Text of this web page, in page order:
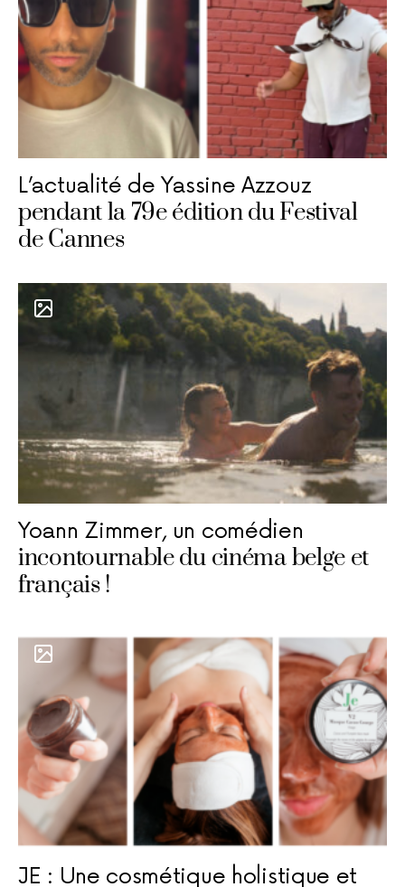
L’actualité de Yassine Azzouz
pendant la 79e édition du Festival
de Cannes
Yoann Zimmer, un comédien
incontournable du cinéma belge et
français !
JE : Une cosmétique holistique et